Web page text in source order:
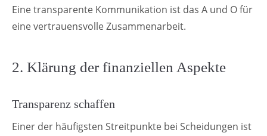
Eine transparente Kommunikation ist das A und O für
eine vertrauensvolle Zusammenarbeit.
2. Klärung der finanziellen Aspekte
Transparenz schaffen
Einer der häufigsten Streitpunkte bei Scheidungen ist